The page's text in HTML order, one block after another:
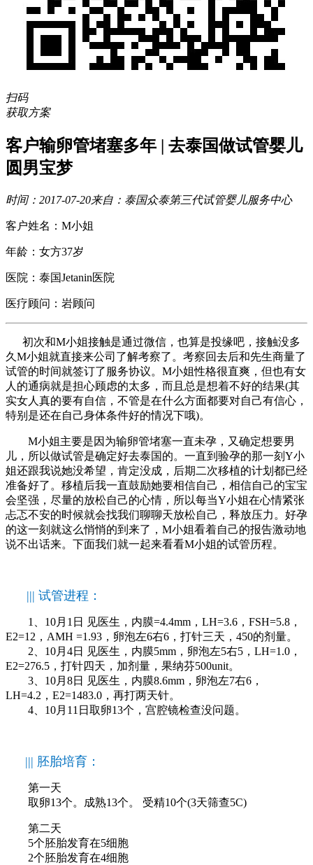
扫码
获取方案
客户输卵管堵塞多年 | 去泰国做试管婴儿
圆男宝梦
时间：2017-07-20来自：泰国众泰第三代试管婴儿服务中心
客户姓名：M小姐
年龄：女方37岁
医院：泰国Jetanin医院
医疗顾问：岩顾问
初次和M小姐接触是通过微信，也算是投缘吧，接触没多
久M小姐就直接来公司了解考察了。考察回去后和先生商量了
试管的时间就签订了服务协议。M小姐性格很直爽，但也有女
人的通病就是担心顾虑的太多，而且总是想着不好的结果(其
实女人真的要有自信，不管是在什么方面都要对自己有信心，
特别是还在自己身体条件好的情况下哦)。
M小姐主要是因为输卵管堵塞一直未孕，又确定想要男
儿，所以做试管是确定好去泰国的。一直到验孕的那一刻Y小
姐还跟我说她没希望，肯定没成，后期二次移植的计划都已经
准备好了。移植后我一直鼓励她要相信自己，相信自己的宝宝
会坚强，尽量的放松自己的心情，所以每当Y小姐在心情紧张
忐忑不安的时候就会找我们聊聊天放松自己，释放压力。好孕
的这一刻就这么悄悄的到来了，M小姐看着自己的报告激动地
说不出话来。下面我们就一起来看看M小姐的试管历程。
||| 试管进程：
1、10月1日 见医生，内膜=4.4mm，LH=3.6，FSH=5.8，
E2=12，AMH =1.93，卵泡左6右6，打针三天，450的剂量。
2、10月4日 见医生，内膜5mm，卵泡左5右5，LH=1.0，
E2=276.5，打针四天，加剂量，果纳芬500unit。
3、10月8日 见医生，内膜8.6mm，卵泡左7右6，
LH=4.2，E2=1483.0，再打两天针。
4、10月11日取卵13个，宫腔镜检查没问题。
||| 胚胎培育：
第一天
取卵13个。成熟13个。 受精10个(3天筛查5C)
第二天
5个胚胎发育在5细胞
2个胚胎发育在4细胞